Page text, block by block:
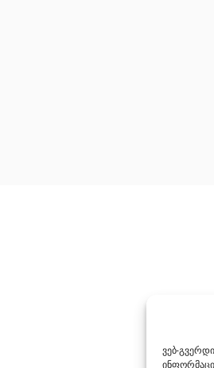
ვებ-